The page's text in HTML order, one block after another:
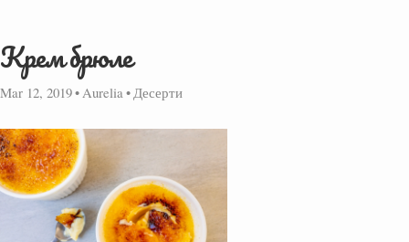
Крем брюле
Mar 12, 2019• Aurelia • Десерти